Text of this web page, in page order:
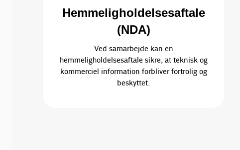
Hemmeligholdelsesaftale
(NDA)
Ved samarbejde kan en
hemmeligholdelsesaftale sikre, at teknisk og
kommerciel information forbliver fortrolig og
beskyttet.